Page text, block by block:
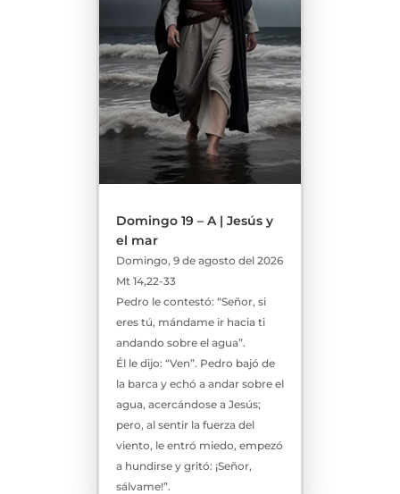
Domingo 19 – A | Jesús y
el mar
Domingo, 9 de agosto del 2026
Mt 14,22-33
Pedro le contestó: “Señor, si
eres tú, mándame ir hacia ti
andando sobre el agua”.
Él le dijo: “Ven”. Pedro bajó de
la barca y echó a andar sobre el
agua, acercándose a Jesús;
pero, al sentir la fuerza del
viento, le entró miedo, empezó
a hundirse y gritó: ¡Señor,
sálvame!”.